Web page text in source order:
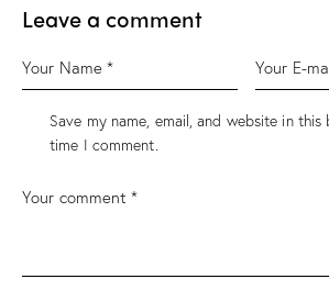
Leave a comment
Save my name, email, and website in
time I comment.